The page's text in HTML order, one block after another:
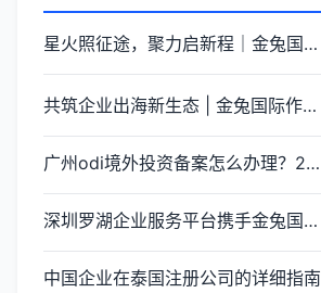
星火照征途，聚力启新程｜金兔国际井冈山红色研学团建圆满收官
共筑企业出海新生态 | 金兔国际作为代表单位亮相宝安区出海服务中心揭牌仪式
广州odi境外投资备案怎么办理？2026年最新流程详解
深圳罗湖企业服务平台携手金兔国际ODI备案专家,共建跨境出海全链条服务新生态
中国企业在泰国注册公司的详细指南